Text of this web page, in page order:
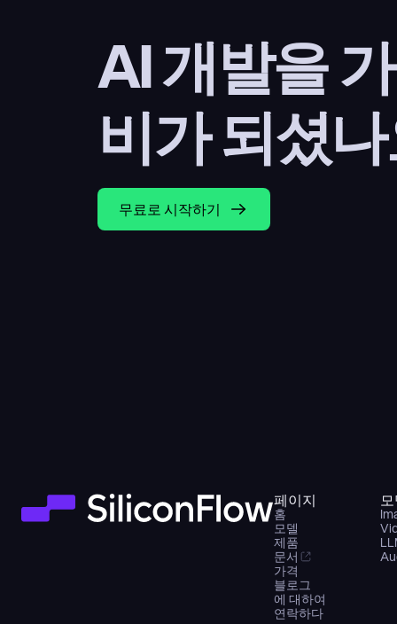
AI 개발을
비가 되셨
무료로 시작하기
페이지
홈
모델
제품
문서
가격
블로그
에 대하여
연락하다